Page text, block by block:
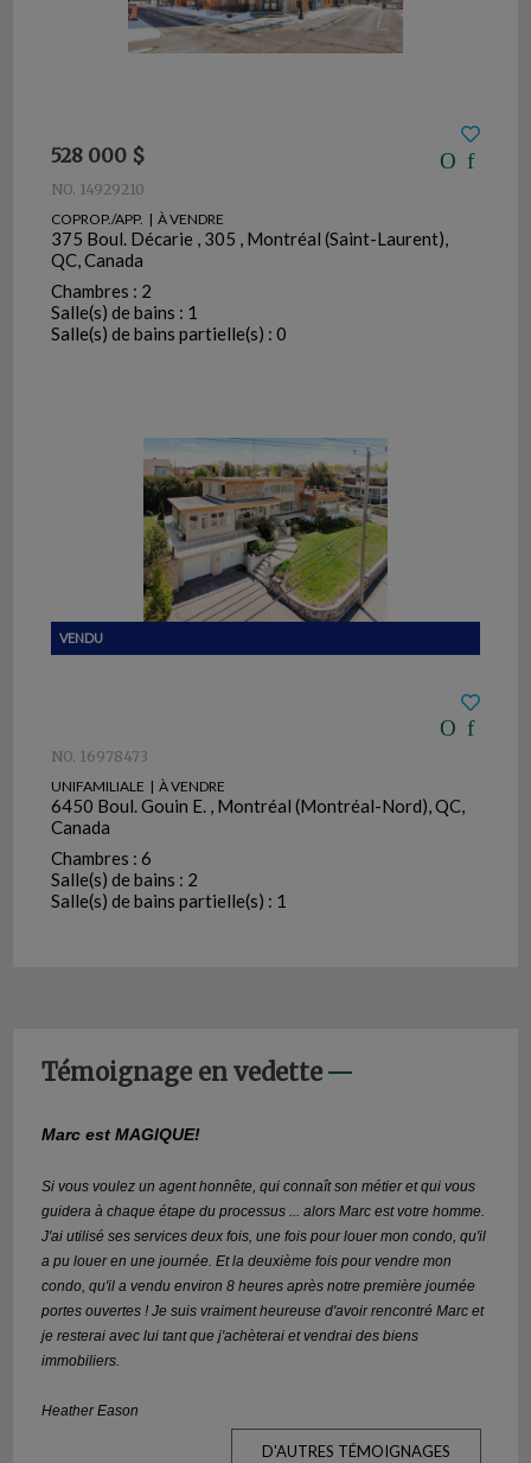
528 000 $
NO. 14929210
COPROP./APP. | À VENDRE
375 Boul. Décarie , 305 , Montréal (Saint-Laurent),
QC, Canada
Chambres : 2
Salle(s) de bains : 1
Salle(s) de bains partielle(s) : 0
NO. 16978473
UNIFAMILIALE | À VENDRE
6450 Boul. Gouin E. , Montréal (Montréal-Nord), QC,
Canada
Chambres : 6
Salle(s) de bains : 2
Salle(s) de bains partielle(s) : 1
Témoignage en vedette
Marc est MAGIQUE!
Si vous voulez un agent honnête, qui connaît son métier et qui vous
guidera à chaque étape du processus ... alors Marc est votre homme.
J'ai utilisé ses services deux fois, une fois pour louer mon condo, qu'il
a pu louer en une journée. Et la deuxième fois pour vendre mon
condo, qu'il a vendu environ 8 heures après notre première journée
portes ouvertes ! Je suis vraiment heureuse d'avoir rencontré Marc et
je resterai avec lui tant que j'achèterai et vendrai des biens
immobiliers.
Heather Eason
D'AUTRES TÉMOIGNAGES